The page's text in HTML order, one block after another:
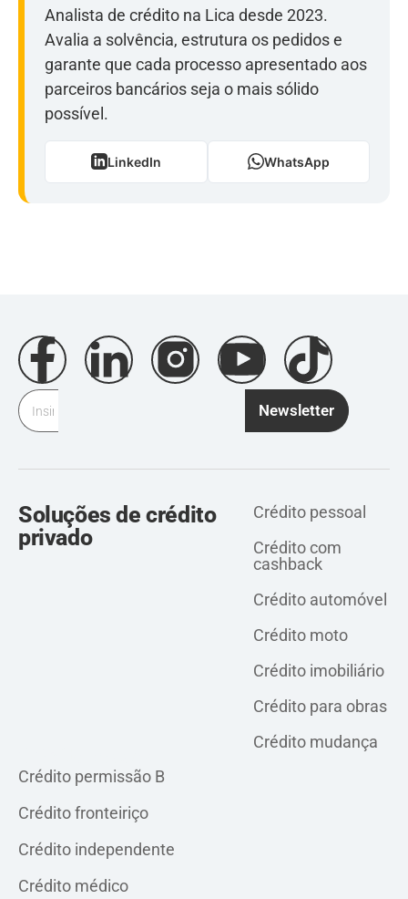
Analista de crédito na Lica desde 2023.
Avalia a solvência, estrutura os pedidos e
garante que cada processo apresentado aos
parceiros bancários seja o mais sólido
possível.
LinkedIn WhatsApp
Newsletter
Soluções de crédito
privado
Crédito pessoal
Crédito com
cashback
Crédito automóvel
Crédito moto
Crédito imobiliário
Crédito para obras
Crédito mudança
Crédito permissão B
Crédito fronteiriço
Crédito independente
Crédito médico